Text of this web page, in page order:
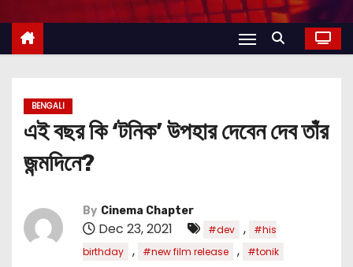
e
BENGALI
এই বছর কি ‘টনিক’ উপহার দেবেন দেব তাঁর
জন্মদিনে?
By Cinema Chapter
Dec 23, 2021 #dev ,
#his
birthday
, #new film release , #tonik